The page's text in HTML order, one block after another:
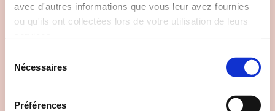
avec d'autres informations que vous leur avez fournies
ou qu'ils ont collectées lors de votre utilisation de leurs
Nécessaires
Préférences
Production: Illis Prod